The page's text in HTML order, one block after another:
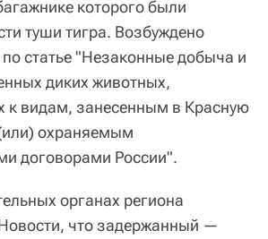
которого были
туши тигра. Возбуждено
статье "Незаконные добыча и
диких животных,
к видам, занесенным в Красную
охраняемым
договорами России".
органах региона
что задержанный —